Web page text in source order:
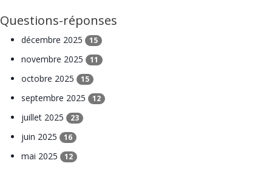
Questions-réponses
décembre 2025 15
novembre 2025 11
octobre 2025 15
septembre 2025 12
juillet 2025 23
juin 2025 16
mai 2025 12